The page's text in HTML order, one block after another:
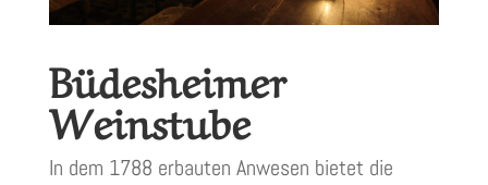
Büdesheimer
Weinstube
In dem 1788 erbauten Anwesen bietet die